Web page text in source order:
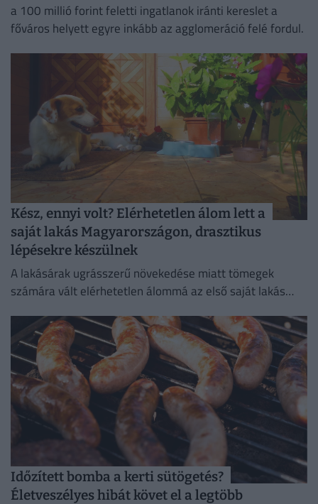
a 100 millió forint feletti ingatlanok iránti kereslet a
főváros helyett egyre inkább az agglomeráció felé fordul.
Kész, ennyi volt? Elérhetetlen álom lett a
saját lakás Magyarországon, drasztikus
lépésekre készülnek
A lakásárak ugrásszerű növekedése miatt tömegek
számára vált elérhetetlen álommá az első saját lakás
Időzített bomba a kerti sütögetés?
Életveszélyes hibát követ el a legtöbb